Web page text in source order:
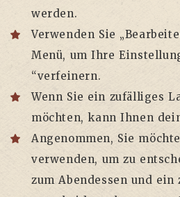
werden.
Verwenden Sie
Menü, um Ihre
“verfeinern.
Wenn Sie ein zufälliges
möchten, kann Ihnen
Angenommen, Sie
verwenden, um zu
zum Abendessen und ein